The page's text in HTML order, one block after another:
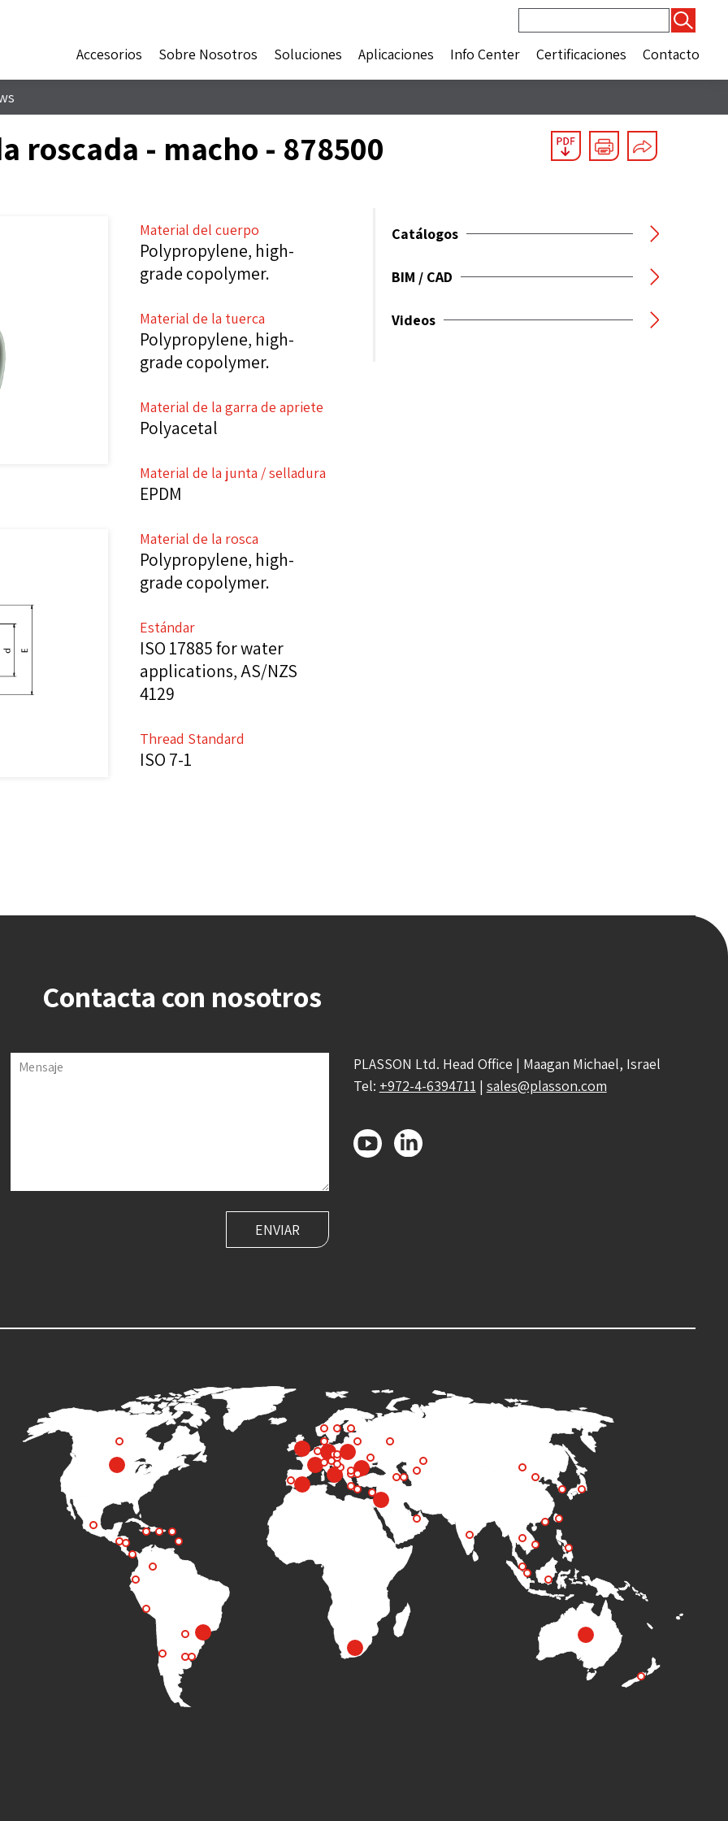
Accesorios
Sobre Nosotros Soluciones Aplicaciones Info Center Certificaciones Contacto
roscada - macho - 878500
Material del cuerpo
Polypropylene, high-
grade copolymer.
Material de la tuerca
Polypropylene, high-
grade copolymer.
Material de la garra de apriete
Polyacetal
Material de la junta / selladura
EPDM
Material de la rosca
Polypropylene, high-
grade copolymer.
Estándar
ISO 17885 for water
applications, AS/NZS
4129
Thread Standard
ISO 7-1
Catálogos
BIM / CAD
Videos
Contacta con nosotros
Mensaje
PLASSON Ltd. Head Office | Maagan Michael, Israel
Tel: +972-4-6394711 | sales@plasson.com